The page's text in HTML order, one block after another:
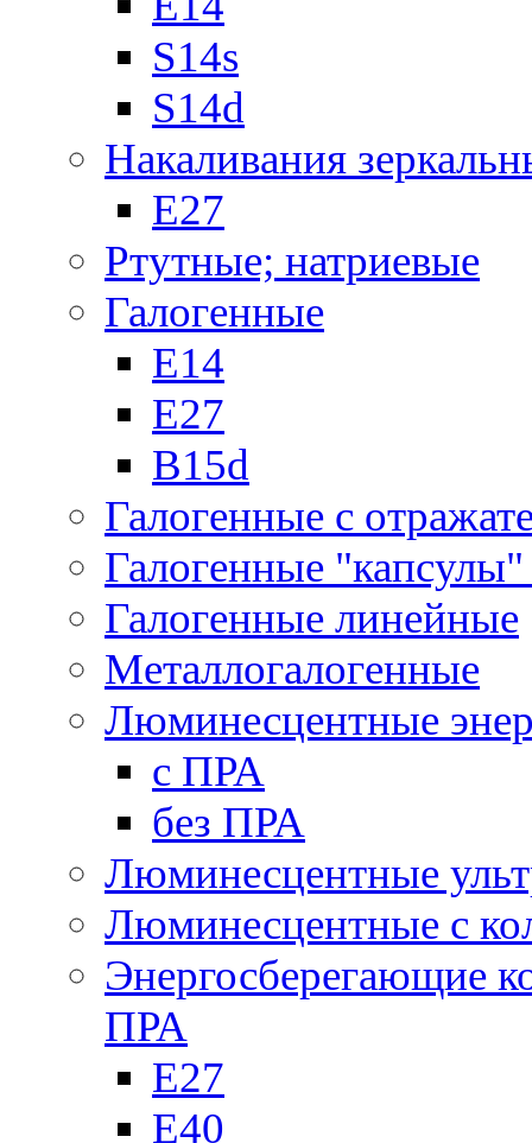
S14s
S14d
Накаливания
Е27
Ртутные; натриевые
Галогенные
Е14
Е27
B15d
Галогенные с
Галогенные "капсулы"
Галогенные линейные
Металлогалогенные
Люминесцентные
с ПРА
без ПРА
Люминесцентные
Люминесцентные с
Энергосберегающие
ПРА
Е27
Е40